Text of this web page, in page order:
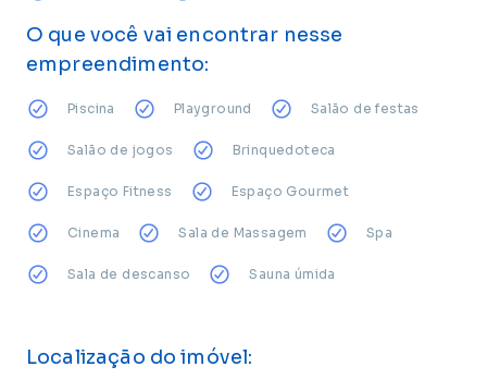
O que você vai encontrar nesse
empreendimento:
Piscina Playground Salão de festas
Salão de jogos Brinquedoteca
Espaço Fitness Espaço Gourmet
Cinema Sala de Massagem Spa
Sala de descanso Sauna úmida
Localização do imóvel: